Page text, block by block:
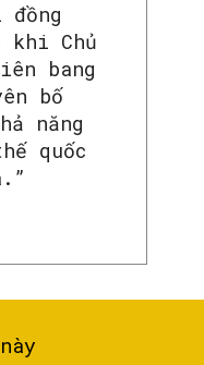
khi Chủ
bang
bố
năng
quốc